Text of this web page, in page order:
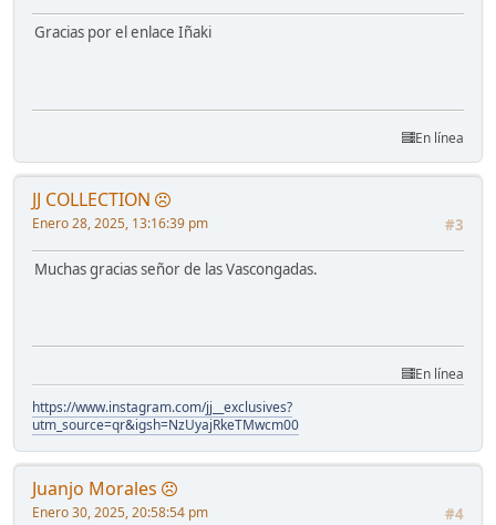
Gracias por el enlace Iñaki
En línea
JJ COLLECTION
#3
Enero 28, 2025, 13:16:39 pm
Muchas gracias señor de las Vascongadas.
En línea
https://www.instagram.com/jj__exclusives?
utm_source=qr&igsh=NzUyajRkeTMwcm00
Juanjo Morales
#4
Enero 30, 2025, 20:58:54 pm